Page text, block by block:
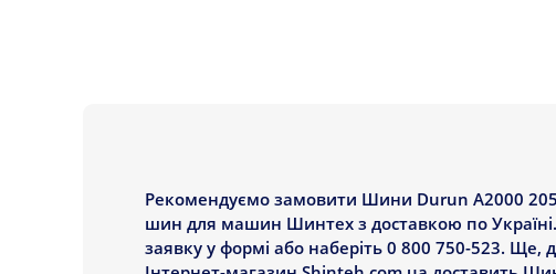
Рекомендуємо замовити Шини Durun A2000 205/
шин для машин Шинтех з доставкою по
заявку у формі або наберіть 0 800 750-523. Ще,